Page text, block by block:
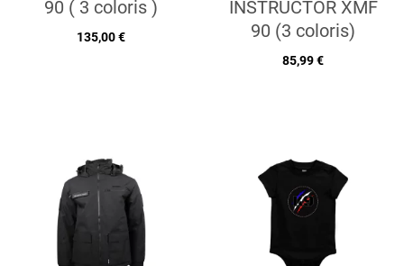
90 ( 3 coloris )
135,00 €
INSTRUCTOR XMF
90 (3 coloris)
85,99 €